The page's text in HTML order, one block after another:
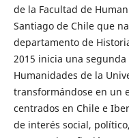
de la Facultad de
Santiago de Chile que
departamento de
2015 inicia una
Humanidades de la
transformándose en un
centrados en Chile e
de interés social,